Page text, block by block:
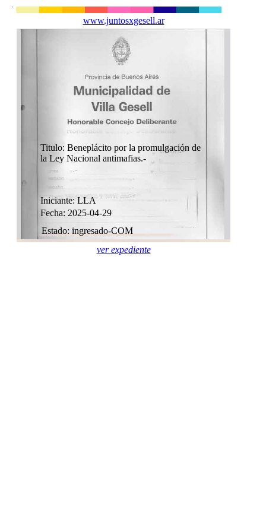
Titulo: Beneplácito por la promulgación de
la Ley Nacional antimafias.-
Fecha: 2025-04-29
Estado: ingresado-COM
Iniciante: LLA
www.juntosxgesell.ar
ver expediente